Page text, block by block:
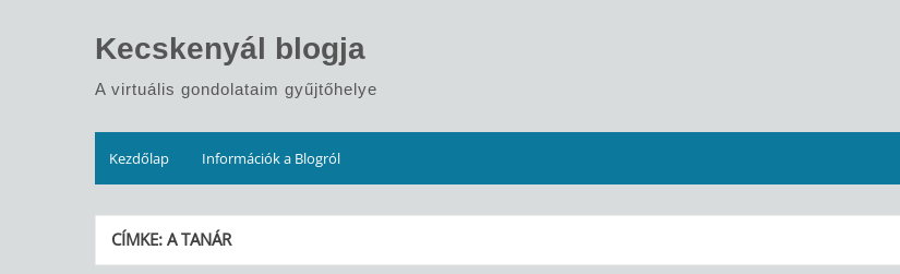
Kecskenyál blogja
A virtuális gondolataim gyűjtőhelye
Kezdőlap Információk a Blogról
CÍMKE:A TANÁR